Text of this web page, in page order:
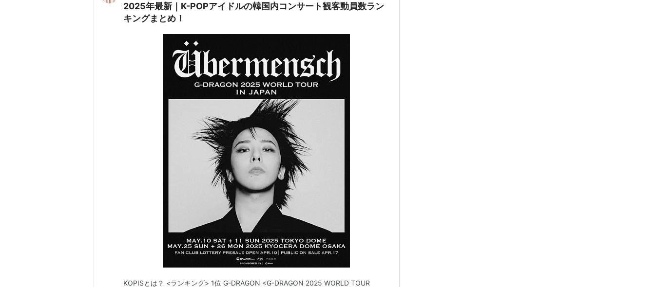
2025年最新｜K-POPアイドルの韓国内コンサート観客動員数ラン
キングまとめ！
KOPISとは？ <ランキング> 1位 G-DRAGON <G-DRAGON 2025 WORLD TOUR